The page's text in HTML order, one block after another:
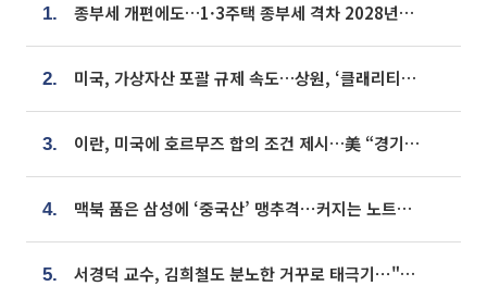
1. 종부세 개편에도…1·3주택 종부세 격차 2028년부터 확대
2. 미국, 가상자산 포괄 규제 속도…상원, ‘클래리티법’ 9월 절차투표 추진
3. 이란, 미국에 호르무즈 합의 조건 제시…美 “경기 아직 안 끝나” [종합]
4. 맥북 품은 삼성에 ‘중국산’ 맹추격⋯커지는 노트북 OLED 시장
5. 서경덕 교수, 김희철도 분노한 거꾸로 태극기⋯"엉터리는 아냐, 아쉬울 뿐"